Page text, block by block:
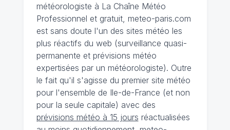
météorologiste à La Chaîne Météo
Professionnel et gratuit, meteo-paris.com
est sans doute l'un des sites météo les
plus réactifs du web (surveillance quasi-
permanente et prévisions météo
expertisées par un météorologiste). Outre
le fait qu'il s'agisse du premier site météo
pour l'ensemble de Ile-de-France (et non
pour la seule capitale) avec des
prévisions météo à 15 jours réactualisées